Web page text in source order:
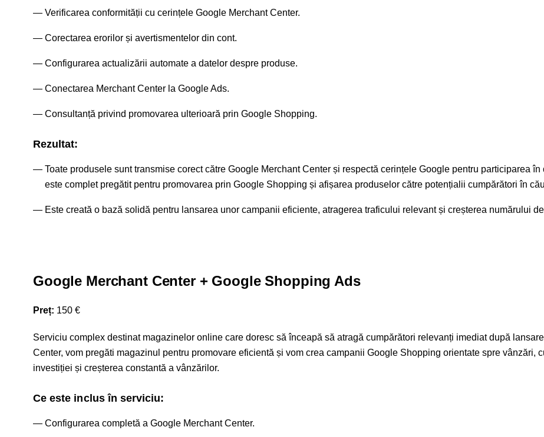
Verificarea conformității cu cerințele Google Merchant Center.
Corectarea erorilor și avertismentelor din cont.
Configurarea actualizării automate a datelor despre produse.
Conectarea Merchant Center la Google Ads.
Consultanță privind promovarea ulterioară prin Google Shopping.
Rezultat:
Toate produsele sunt transmise corect către Google Merchant Center și respectă cerințele Google pentru participarea
este complet pregătit pentru promovarea prin Google Shopping și afișarea produselor către potențialii cumpărători în
Este creată o bază solidă pentru lansarea unor campanii eficiente, atragerea traficului relevant și creșterea numărului
Google Merchant Center + Google Shopping Ads
Preț: 150 €
Serviciu complex destinat magazinelor online care doresc să înceapă să atragă cumpărători relevanți imediat după
Center, vom pregăti magazinul pentru promovare eficientă și vom crea campanii Google Shopping orientate spre vânzări,
investiției și creșterea constantă a vânzărilor.
Ce este inclus în serviciu:
Configurarea completă a Google Merchant Center.